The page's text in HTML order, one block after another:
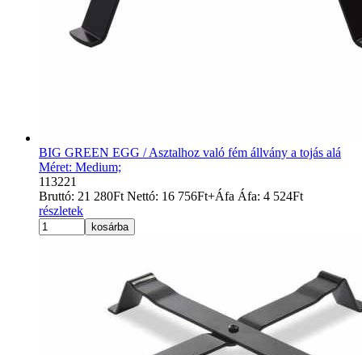
BIG GREEN EGG / Asztalhoz való fém állvány a tojás alá
Méret: Medium;
113221
Bruttó: 21 280Ft Nettó: 16 756Ft+Áfa Áfa: 4 524Ft
részletek
kosárba